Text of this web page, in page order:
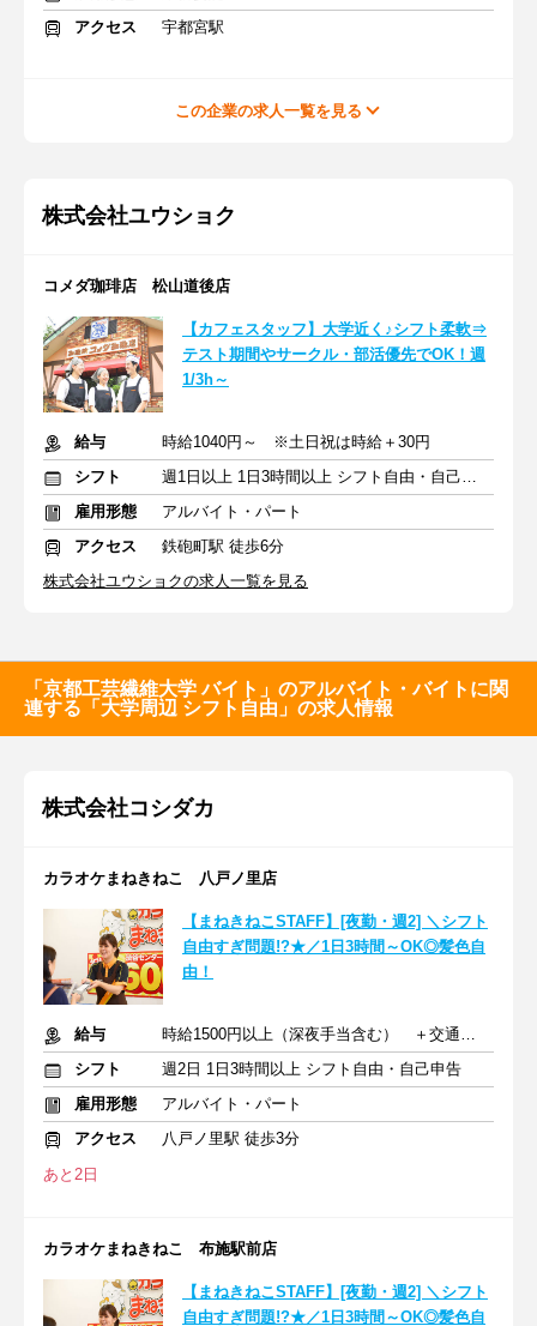
アクセス
宇都宮駅
この企業の求人一覧を見る
株式会社ユウショク
コメダ珈琲店 松山道後店
【カフェスタッフ】大学近く♪シフト柔軟⇒
テスト期間やサークル・部活優先でOK！週
1/3h～
給与
時給1040円～ ※土日祝は時給＋30円
シフト
週1日以上 1日3時間以上 シフト自由・自己申告
雇用形態
アルバイト・パート
アクセス
鉄砲町駅 徒歩6分
株式会社ユウショクの求人一覧を見る
「京都工芸繊維大学 バイト」のアルバイト・バイトに関
連する「大学周辺 シフト自由」の求人情報
株式会社コシダカ
カラオケまねきねこ 八戸ノ里店
【まねきねこSTAFF】[夜勤・週2] ＼シフト
自由すぎ問題!?★／1日3時間～OK◎髪色自
由！
給与
時給1500円以上（深夜手当含む） ＋交通費支給
シフト
週2日 1日3時間以上 シフト自由・自己申告
雇用形態
アルバイト・パート
アクセス
八戸ノ里駅 徒歩3分
あと2日
カラオケまねきねこ 布施駅前店
【まねきねこSTAFF】[夜勤・週2] ＼シフト
自由すぎ問題!?★／1日3時間～OK◎髪色自